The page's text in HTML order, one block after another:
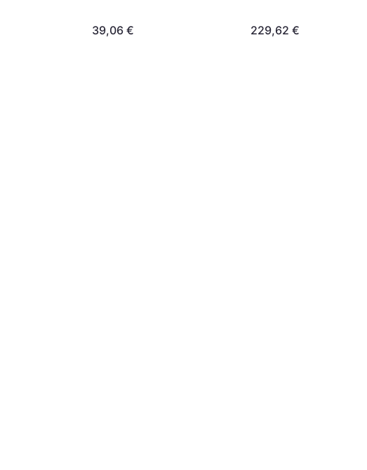
39,06 € 229,62 €